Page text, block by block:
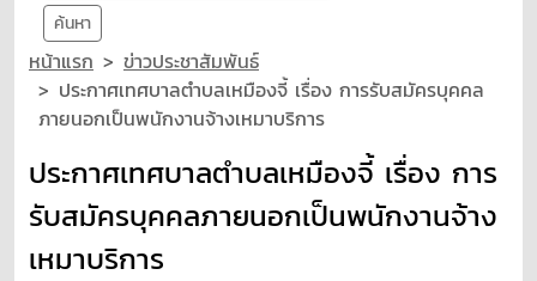
ค้นหา
หน้าแรก
ข่าวประชาสัมพันธ์
ประกาศเทศบาลตำบลเหมืองจี้ เรื่อง การรับสมัครบุคคล
ภายนอกเป็นพนักงานจ้างเหมาบริการ
ประกาศเทศบาลตำบลเหมืองจี้ เรื่อง การ
รับสมัครบุคคลภายนอกเป็นพนักงานจ้าง
เหมาบริการ